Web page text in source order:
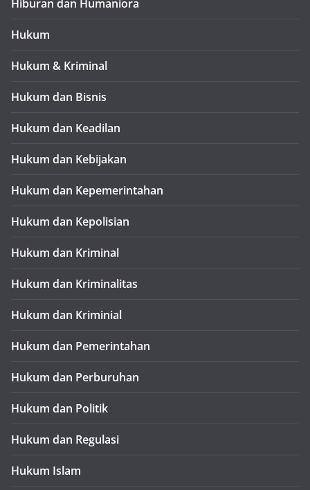
Hiburan dan Humaniora
Hukum
Hukum & Kriminal
Hukum dan Bisnis
Hukum dan Keadilan
Hukum dan Kebijakan
Hukum dan Kepemerintahan
Hukum dan Kepolisian
Hukum dan Kriminal
Hukum dan Kriminalitas
Hukum dan Kriminial
Hukum dan Pemerintahan
Hukum dan Perburuhan
Hukum dan Politik
Hukum dan Regulasi
Hukum Islam